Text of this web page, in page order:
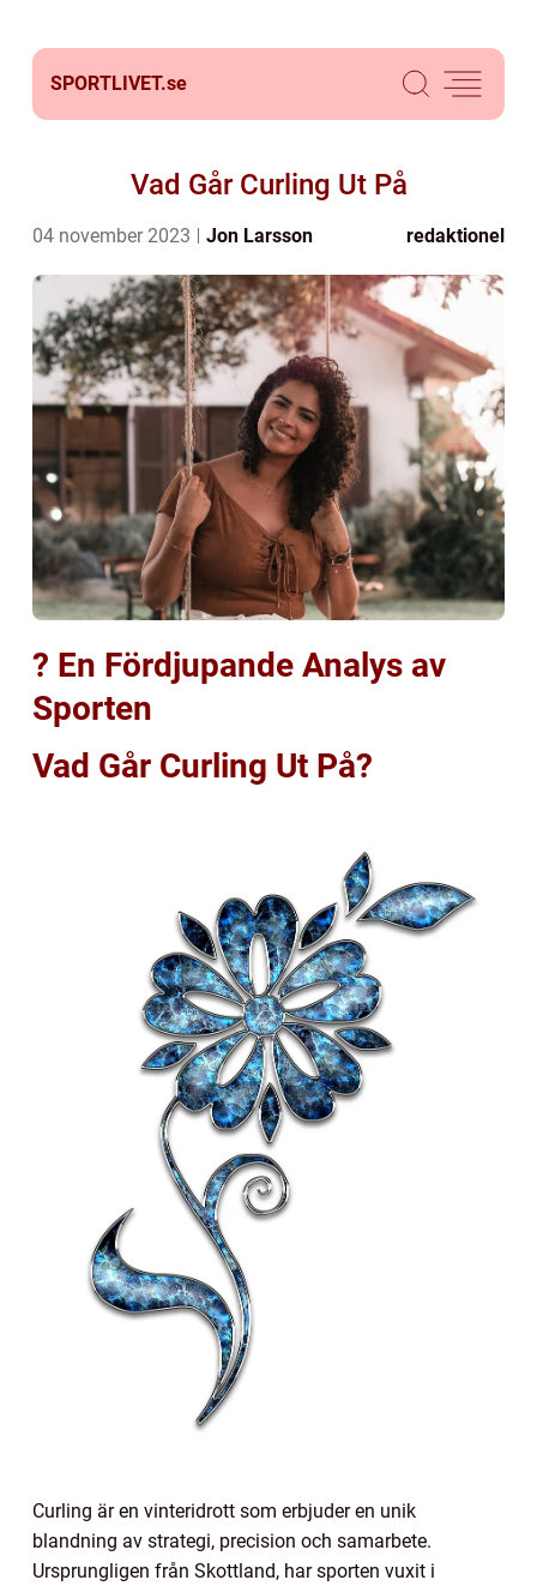
SPORTLIVET.se
Vad Går Curling Ut På
04 november 2023 Jon Larsson redaktionel
? En Fördjupande Analys av
Sporten
Vad Går Curling Ut På?
Curling är en vinteridrott som erbjuder en unik
blandning av strategi, precision och samarbete.
Ursprungligen från Skottland, har sporten vuxit i